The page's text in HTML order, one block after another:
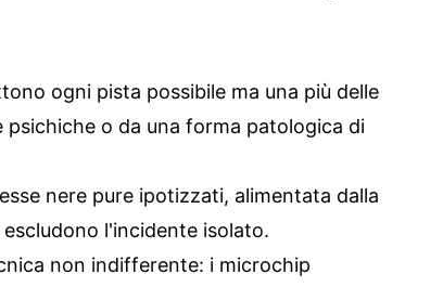
ogni pista possibile ma una più delle
o da una forma patologica di
nere pure ipotizzati, alimentata dalla
l'incidente isolato.
non indifferente: i microchip